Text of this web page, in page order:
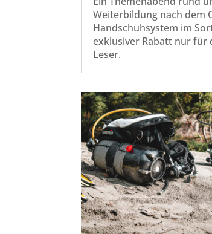
Weiterbildung nach dem
Handschuhsystem im
exklusiver Rabatt nur für
Leser.